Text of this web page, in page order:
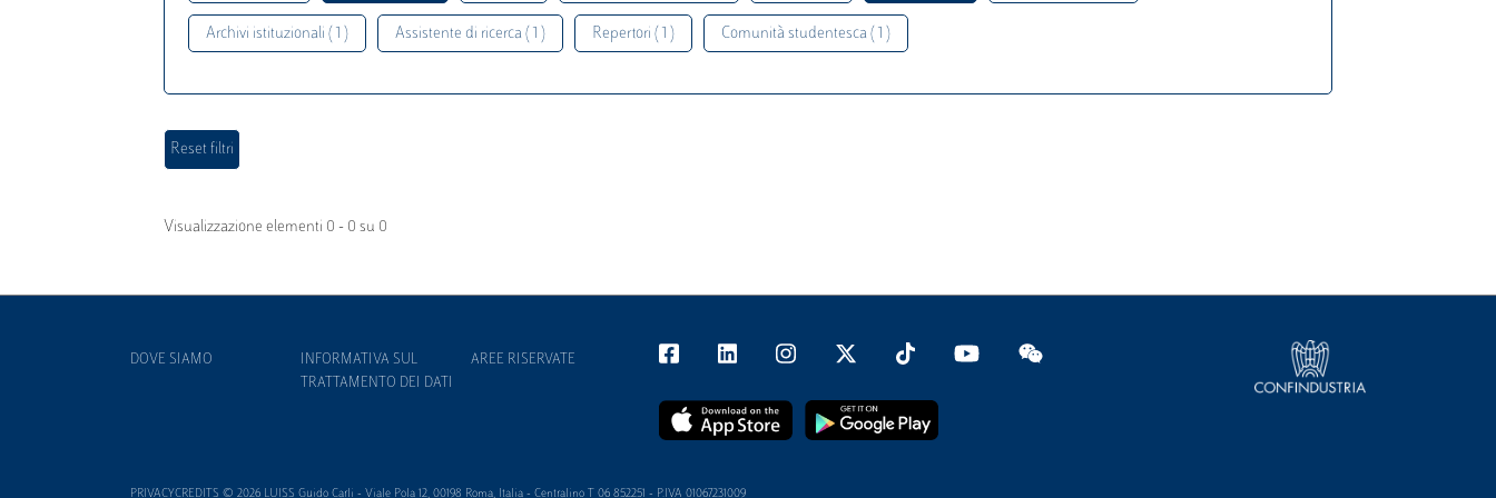
Archivi istituzionali ( 1 ) Assistente di ricerca ( 1 ) Repertori ( 1 ) Comunità studentesca ( 1 )
Visualizzazione elementi 0 - 0 su 0
DOVE SIAMO
INFORMATIVA SUL
TRATTAMENTO DEI DATI
AREE RISERVATE
PRIVACYCREDITS © 2026 LUISS Guido Carli - Viale Pola 12, 00198 Roma, Italia - Centralino T 06 852251 - P.IVA 01067231009